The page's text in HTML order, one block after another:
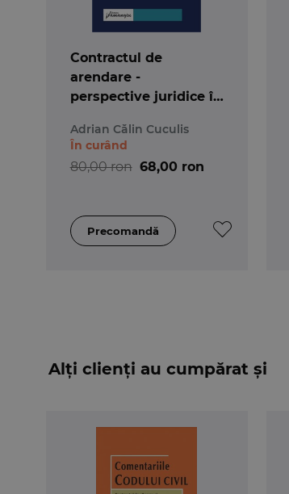
Contractul de
arendare -
perspective juridice în
Adrian Călin Cuculis
80,00 ron 68,00 ron
În curând
Alți clienți au cumpărat și